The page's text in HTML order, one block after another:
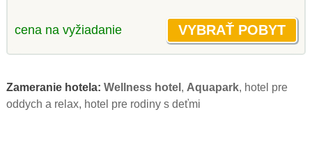
cena na vyžiadanie
Zameranie hotela: Wellness hotel , Aquapark, hotel pre
oddych a relax, hotel pre rodiny s deťmi